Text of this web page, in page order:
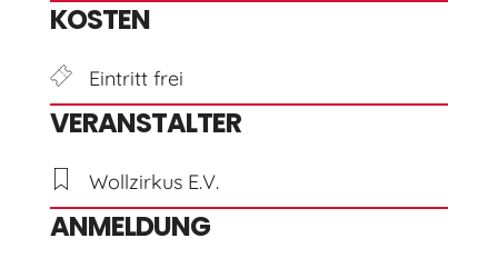
KOSTEN
Eintritt frei
VERANSTALTER
Wollzirkus E.V.
ANMELDUNG